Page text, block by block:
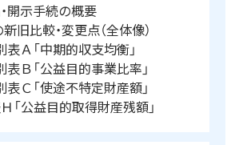
・開示手続の概要
旧比較・変更点（全体像）
表Ａ「中期的収支均衡」
表Ｂ「公益目的事業比率」
表Ｃ「使途不特定財産額」
「公益目的取得財産残額」